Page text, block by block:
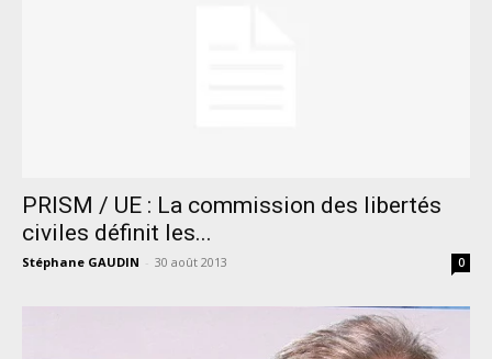
PRISM / UE : La commission des libertés
civiles définit les...
Stéphane GAUDIN - 30 août 2013 0